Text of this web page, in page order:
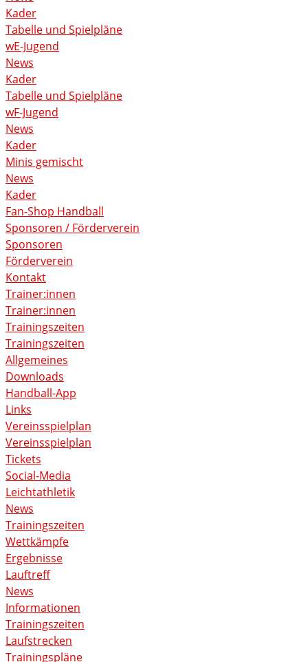
Kader
Tabelle und Spielpläne
wE-Jugend
News
Kader
Tabelle und Spielpläne
wF-Jugend
News
Kader
Minis gemischt
News
Kader
Fan-Shop Handball
Sponsoren / Förderverein
Sponsoren
Förderverein
Kontakt
Trainer:innen
Trainer:innen
Trainingszeiten
Trainingszeiten
Allgemeines
Downloads
Handball-App
Links
Vereinsspielplan
Vereinsspielplan
Tickets
Social-Media
Leichtathletik
News
Trainingszeiten
Wettkämpfe
Ergebnisse
Lauftreff
News
Informationen
Trainingszeiten
Laufstrecken
Trainingspläne